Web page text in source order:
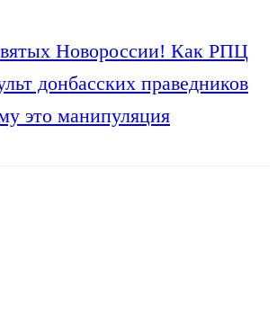
Новороссии! Как РПЦ
донбасских праведников
это манипуляция